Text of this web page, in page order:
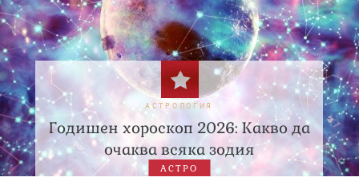
АСТРОЛОГИЯ
Годишен хороскоп 2026: Какво да
очаква всяка зодия
АСТРО